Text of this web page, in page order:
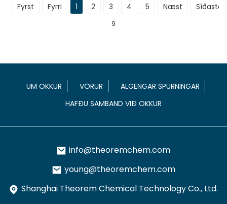
Fyrst Fyrri 1 2 3 4 5 Næst Síðasta
9
UM OKKUR VÖRUR
ALGENGAR SPURNINGAR
HAFÐU SAMBAND VIÐ OKKUR
info@theoremchem.com
young@theoremchem.com
Shanghai Theorem Chemical Technology Co., Ltd.